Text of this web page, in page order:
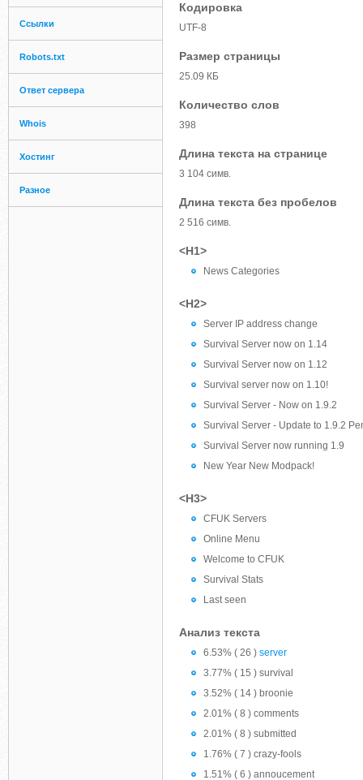
Ссылки
Robots.txt
Ответ сервера
Whois
Хостинг
Разное
Кодировка
UTF-8
Размер страницы
25.09 КБ
Количество слов
398
Длина текста на странице
3 104 симв.
Длина текста без пробелов
2 516 симв.
<H1>
News Categories
<H2>
Server IP address change
Survival Server now on 1.14
Survival Server now on 1.12
Survival server now on 1.10!
Survival Server - Now on 1.9.2
Survival Server - Update to 1.9.2
Survival Server now running 1.9
New Year New Modpack!
<H3>
CFUK Servers
Online Menu
Welcome to CFUK
Survival Stats
Last seen
Анализ текста
6.53% ( 26 ) server
3.77% ( 15 ) survival
3.52% ( 14 ) broonie
2.01% ( 8 ) comments
2.01% ( 8 ) submitted
1.76% ( 7 ) crazy-fools
1.51% ( 6 ) annoucement